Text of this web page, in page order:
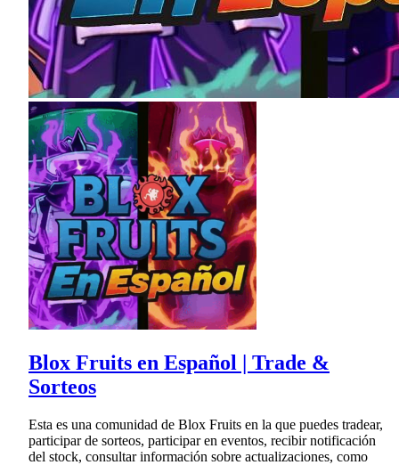
Blox Fruits en Español | Trade &
Sorteos
Esta es una comunidad de Blox Fruits en la que puedes tradear,
participar de sorteos, participar en eventos, recibir notificación
del stock, consultar información sobre actualizaciones, como